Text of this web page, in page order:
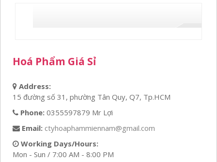
Hoá Phẩm Giá Sỉ
Address:
15 đường số 31, phường Tân Quy, Q7, Tp.HCM
Phone: 0355597879 Mr Lợi
Email: ctyhoaphammiennam@gmail.com
Working Days/Hours:
Mon - Sun / 7:00 AM - 8:00 PM